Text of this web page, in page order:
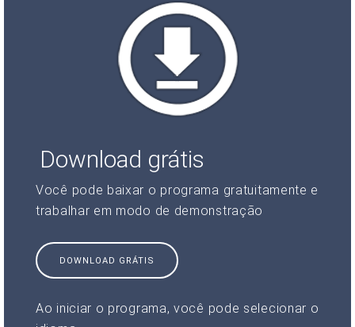
Download grátis
Você pode baixar o programa gratuitamente e
trabalhar em modo de demonstração
DOWNLOAD GRÁTIS
Ao iniciar o programa, você pode selecionar o